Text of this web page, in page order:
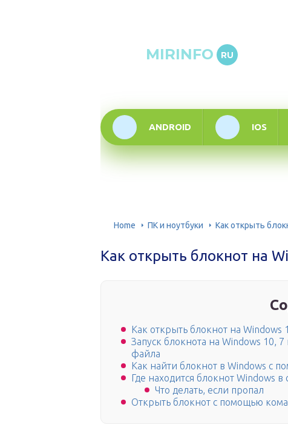
MIRINFO RU
ANDROID IOS
Home ПК и ноутбуки Как открыть
Как открыть блокнот на
Как открыть блокнот на Windows
Запуск блокнота на Windows 10,
файла
Как найти блокнот в Windows с
Где находится блокнот Windows в
Что делать, если пропал
Открыть блокнот с помощью